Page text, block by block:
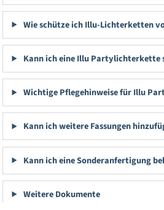
Wie schütze ich Illu-Lichterketten
Kann ich eine Illu Partylichterkette
Wichtige Pflegehinweise für Illu
Kann ich weitere Fassungen
Kann ich eine Sonderanfertigung
Weitere Dokumente